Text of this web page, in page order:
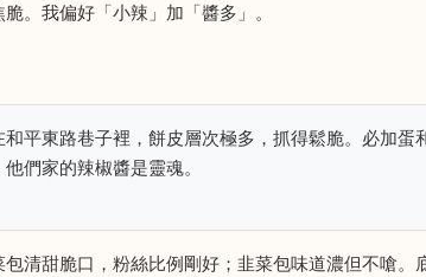
。我偏好「小辣」加「醬多」。
和平東路巷子裡，餅皮層次極多，抓得鬆脆。必加蛋
們家的辣椒醬是靈魂。
包清甜脆口，粉絲比例剛好；韭菜包味道濃但不嗆。